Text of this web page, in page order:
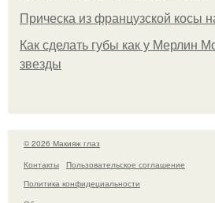
Прическа из французской косы
Как сделать губы как у Мерлин
звезды
© 2026 Макияж глаз
Контакты
Пользовательское соглашение
Политика конфидециальности